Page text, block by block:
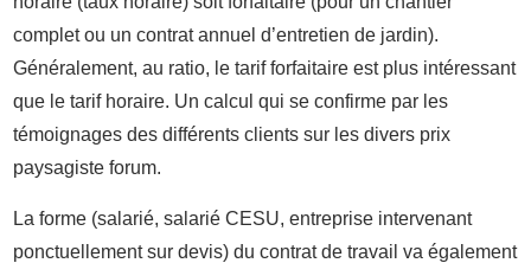
complet ou un contrat annuel d’entretien de jardin).
Généralement, au ratio, le tarif forfaitaire est plus intéressant
que le tarif horaire. Un calcul qui se confirme par les
témoignages des différents clients sur les divers prix
paysagiste forum.
La forme (salarié, salarié CESU, entreprise intervenant
ponctuellement sur devis) du contrat de travail va également